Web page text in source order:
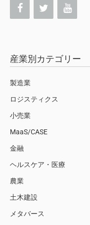
産業別カテゴリー
製造業
ロジスティクス
小売業
MaaS/CASE
金融
ヘルスケア・医療
農業
土木建設
メタバース